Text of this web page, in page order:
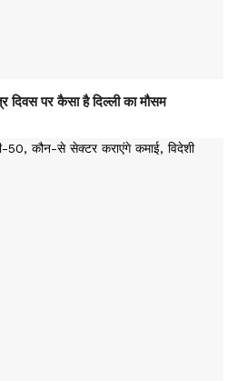
पर कैसा है दिल्ली का मौसम